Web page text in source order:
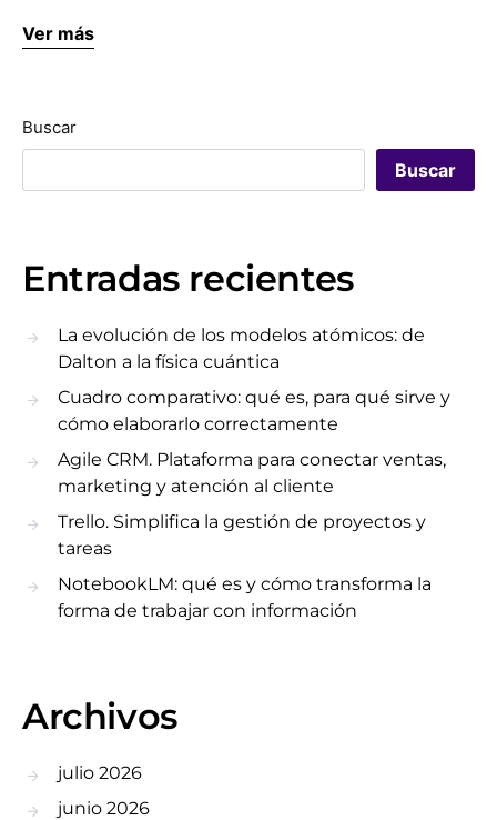
Ver más
Buscar
Buscar
Entradas recientes
La evolución de los modelos atómicos: de
Dalton a la física cuántica
Cuadro comparativo: qué es, para qué sirve y
cómo elaborarlo correctamente
Agile CRM. Plataforma para conectar ventas,
marketing y atención al cliente
Trello. Simplifica la gestión de proyectos y
tareas
NotebookLM: qué es y cómo transforma la
forma de trabajar con información
Archivos
julio 2026
junio 2026